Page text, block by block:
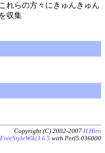
れらの方々にきゅんきゅん
収集
Copyright (C) 2002-2007 H.Hiro
FreeStyleWiki3.6.5 with Perl5.036000